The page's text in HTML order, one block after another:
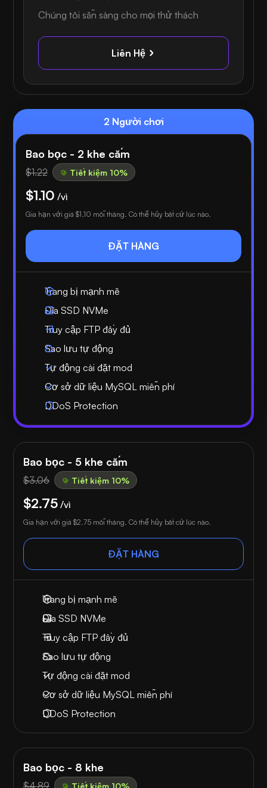
Chúng tôi sẵn sàng cho mọi thử thách
Liên Hệ
2 Người chơi
Bao bọc - 2 khe cắm
$1.22 Tiết kiệm 10%
$1.10 /vì
Gia hạn với giá $1.10 mỗi tháng. Có thể hủy bất cứ lúc nào.
ĐẶT HÀNG
Trang bị mạnh mẽ
Đĩa SSD NVMe
Truy cập FTP đầy đủ
Sao lưu tự động
Tự động cài đặt mod
Cơ sở dữ liệu MySQL miễn phí
DDoS Protection
Bao bọc - 5 khe cắm
$3.06 Tiết kiệm 10%
$2.75 /vì
Gia hạn với giá $2.75 mỗi tháng. Có thể hủy bất cứ lúc nào.
ĐẶT HÀNG
Trang bị mạnh mẽ
Đĩa SSD NVMe
Truy cập FTP đầy đủ
Sao lưu tự động
Tự động cài đặt mod
Cơ sở dữ liệu MySQL miễn phí
DDoS Protection
Bao bọc - 8 khe
$4.89 Tiết kiệm 10%